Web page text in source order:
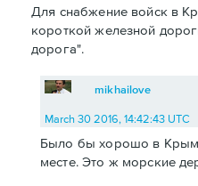
Для снабжение войск в
короткой железной
дорога".
mikhailove
March 30 2016, 14:42:43 UTC
Было бы хорошо в
месте. Это ж морские